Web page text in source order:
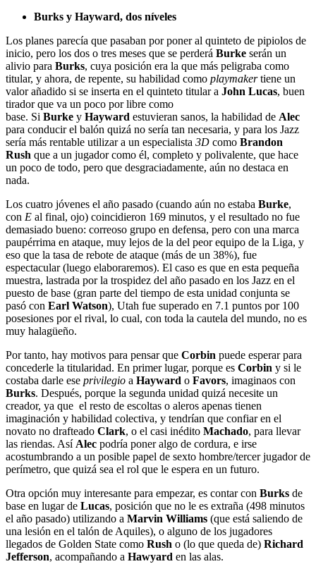
Burks y Hayward, dos níveles
Los planes parecía que pasaban por poner al quinteto de pipiolos de
inicio, pero los dos o tres meses que se perderá Burke serán un
alivio para Burks, cuya posición era la que más peligraba como
titular, y ahora, de repente, su habilidad como playmakertiene un
valor añadido si se inserta en el quinteto titular a John Lucas, buen
tirador que va un poco por libre como
base. Si Burke y Hayward estuvieran sanos, la habilidad de Alec
para conducir el balón quizá no sería tan necesaria, y para los Jazz
sería más rentable utilizar a un especialista 3D como Brandon
Rush que a un jugador como él, completo y polivalente, que hace
un poco de todo, pero que desgraciadamente, aún no destaca en
nada.
Los cuatro jóvenes el año pasado (cuando aún no estaba Burke,
con E al final, ojo) coincidieron 169 minutos, y el resultado no fue
demasiado bueno: correoso grupo en defensa, pero con una marca
paupérrima en ataque, muy lejos de la del peor equipo de la Liga, y
eso que la tasa de rebote de ataque (más de un 38%), fue
espectacular (luego elaboraremos). El caso es que en esta pequeña
muestra, lastrada por la trospidez del año pasado en los Jazz en el
puesto de base (gran parte del tiempo de esta unidad conjunta se
pasó con Earl Watson), Utah fue superado en 7.1 puntos por 100
posesiones por el rival, lo cual, con toda la cautela del mundo, no es
muy halagüeño.
Por tanto, hay motivos para pensar que Corbin puede esperar para
concederle la titularidad. En primer lugar, porque es Corbin y si le
costaba darle ese privilegio a Hayward o Favors, imaginaos con
Burks. Después, porque la segunda unidad quizá necesite un
creador, ya que el resto de escoltas o aleros apenas tienen
imaginación y habilidad colectiva, y tendrían que confiar en el
novato no drafteado Clark, o el casi inédito Machado, para llevar
las riendas. Así Alec podría poner algo de cordura, e irse
acostumbrando a un posible papel de sexto hombre/tercer jugador de
perímetro, que quizá sea el rol que le espera en un futuro.
Otra opción muy interesante para empezar, es contar con Burks de
base en lugar de Lucas, posición que no le es extraña (498 minutos
el año pasado) utilizando a Marvin Williams (que está saliendo de
una lesión en el talón de Aquiles), o alguno de los jugadores
llegados de Golden State como Rush o (lo que queda de) Richard
Jefferson, acompañando a Hawyard en las alas.